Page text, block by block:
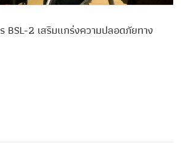
BSL-2 เสริมแกร่งความปลอดภัยทาง